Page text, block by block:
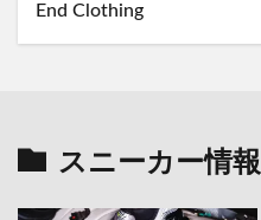
End Clothing
スニーカー情報